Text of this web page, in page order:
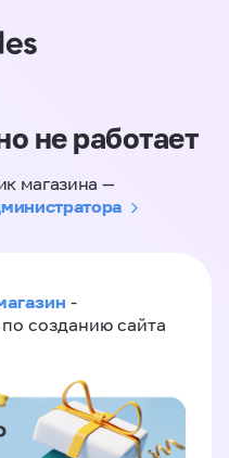
не работает
магазина —
-
созданию сайта